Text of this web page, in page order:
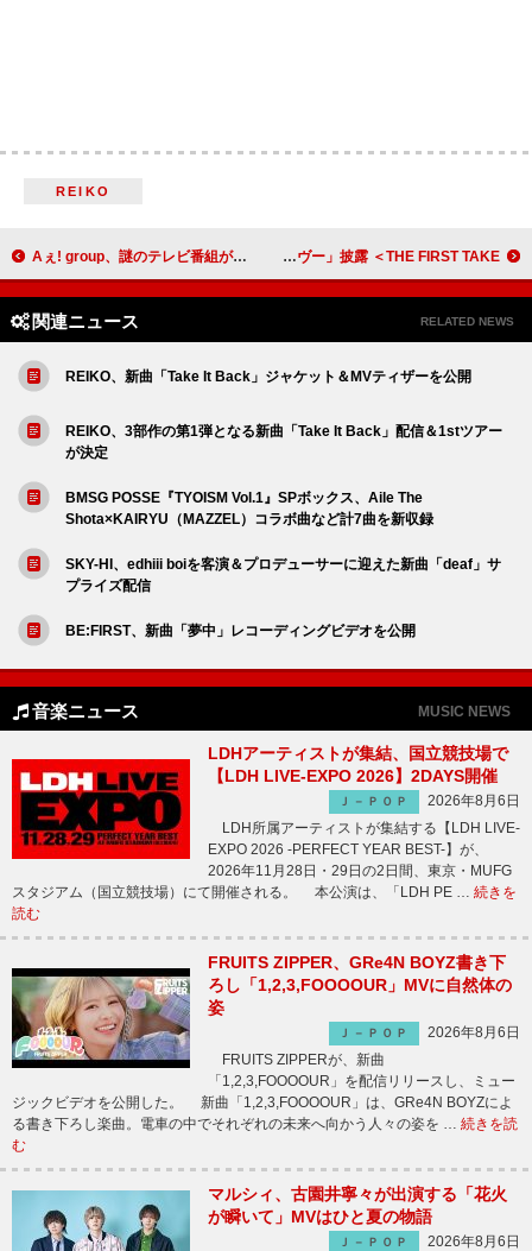
REIKO
Aぇ! group、謎のテレビ番組が舞台の「Chameleon」MVティザー公開 シャイトープ、繊細な感情をリアルに描いた「ランデヴー」披露 ＜THE FIRST TAKE＞
関連ニュース RELATED NEWS
REIKO、新曲「Take It Back」ジャケット＆MVティザーを公開
REIKO、3部作の第1弾となる新曲「Take It Back」配信＆1stツアー
が決定
BMSG POSSE『TYOISM Vol.1』SPボックス、Aile The
Shota×KAIRYU（MAZZEL）コラボ曲など計7曲を新収録
SKY-HI、edhiii boiを客演＆プロデューサーに迎えた新曲「deaf」サ
プライズ配信
BE:FIRST、新曲「夢中」レコーディングビデオを公開
音楽ニュース MUSIC NEWS
LDHアーティストが集結、国立競技場で
【LDH LIVE-EXPO 2026】2DAYS開催
Ｊ－ＰＯＰ
2026年8月6日
LDH所属アーティストが集結する【LDH LIVE-
EXPO 2026 -PERFECT YEAR BEST-】が、
2026年11月28日・29日の2日間、東京・MUFG
スタジアム（国立競技場）にて開催される。 本公演は、「LDH PE … 続きを
読む
FRUITS ZIPPER、GRe4N BOYZ書き下
ろし「1,2,3,FOOOOUR」MVに自然体の
姿
Ｊ－ＰＯＰ
2026年8月6日
FRUITS ZIPPERが、新曲
「1,2,3,FOOOOUR」を配信リリースし、ミュー
ジックビデオを公開した。 新曲「1,2,3,FOOOOUR」は、GRe4N BOYZによ
る書き下ろし楽曲。電車の中でそれぞれの未来へ向かう人々の姿を … 続きを読
む
マルシィ、古園井寧々が出演する「花火
が瞬いて」MVはひと夏の物語
Ｊ－ＰＯＰ
2026年8月6日